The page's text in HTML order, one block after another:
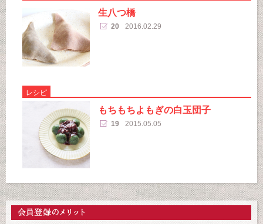
生八つ橋
20 2016.02.29
レシピ
もちもちよもぎの白玉団子
19 2015.05.05